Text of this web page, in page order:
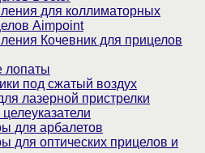
для коллиматорных
Aimpoint
Кочевник для прицелов
лопаты
под сжатый воздух
лазерной пристрелки
для арбалетов
для оптических прицелов и